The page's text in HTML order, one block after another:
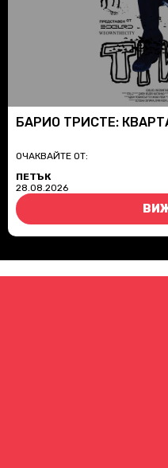
БАРИО ТРИСТЕ:
ОЧАКВАЙТЕ ОТ:
ПЕТЪК
28.08.2026